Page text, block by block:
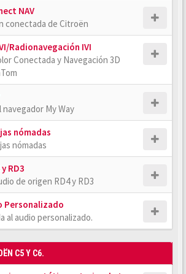
NAV
conectada de Citroën
Radionavegación IVI
Conectada y Navegación 3D
My Way
nómadas
nómadas
RD3
de origen RD4 y RD3
Personalizado
al audio personalizado.
C5 Y C6.